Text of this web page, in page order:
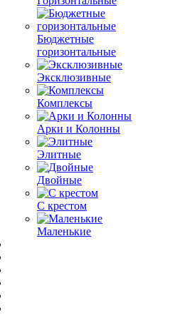
Бюджетные
горизонтальные
Эксклюзивные
Комплексы
Арки и Колонны
Элитные
Двойные
С крестом
Маленькие